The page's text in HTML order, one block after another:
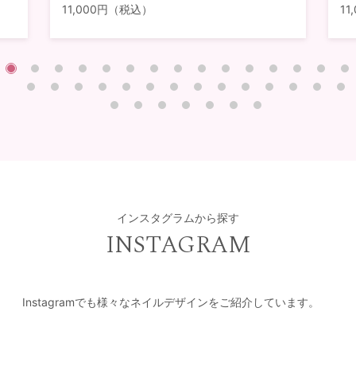
11,000円（税込）
インスタグラムから探す
INSTAGRAM
Instagramでも様々なネイルデザインをご紹介しています。